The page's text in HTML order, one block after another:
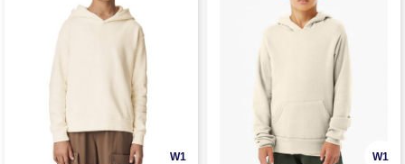
W1 W1